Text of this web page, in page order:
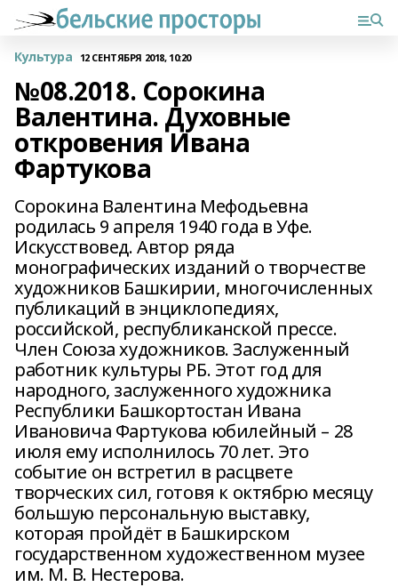
Культура 12 СЕНТЯБРЯ 2018, 10:20
№08.2018. Сорокина
Валентина. Духовные
откровения Ивана
Фартукова
Сорокина Валентина Мефодьевна
родилась 9 апреля 1940 года в Уфе.
Искусствовед. Автор ряда
монографических изданий о творчестве
художников Башкирии, многочисленных
публикаций в энциклопедиях,
российской, республиканской прессе.
Член Союза художников. Заслуженный
работник культуры РБ. Этот год для
народного, заслуженного художника
Республики Башкортостан Ивана
Ивановича Фартукова юбилейный – 28
июля ему исполнилось 70 лет. Это
событие он встретил в расцвете
творческих сил, готовя к октябрю месяцу
большую персональную выставку,
которая пройдёт в Башкирском
государственном художественном музее
им. М. В. Нестерова.